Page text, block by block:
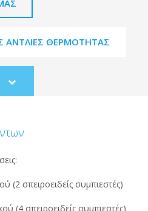
ΑΝΤΛΊΕΣ ΘΕΡΜΌΤΗΤΑΣ
Scroll
to
(2 σπειροειδείς συμπιεστές)
(4 σπειροειδείς συμπιεστές)